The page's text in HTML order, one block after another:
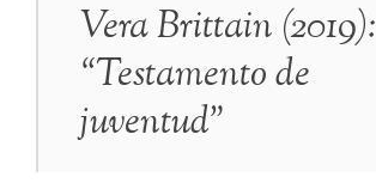
Vera Brittain (2019):
“Testamento de
juventud”